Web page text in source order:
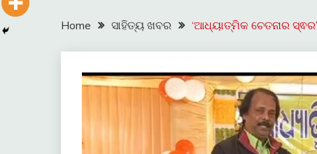
Home ସାହିତ୍ୟ ଖବର ‘ଆଧ୍ୟାତ୍ମିକ ଚେତନାର